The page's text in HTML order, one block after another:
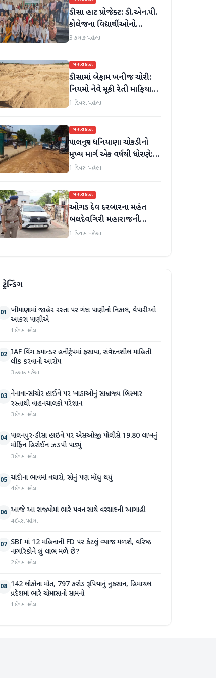
ડીસા હાટ પ્રોજેક્ટ: ડી.એન.પી.
કોલેજના વિદ્યાર્થીઓનો
ઉત્સાહભેર સહયોગ
3 કલાક પહેલા
બનાસકાંઠા
ડીસામાં બેફામ ખનીજ ચોરી:
નિયમો નેવે મૂકી રેતી માફિયાઓ
સક્રિય, તંત્ર સામે સવાલો
1 દિવસ પહેલા
બનાસકાંઠા
પાલનપુર ધનિયાણા ચોકડીનો
મુખ્ય માર્ગ એક વર્ષથી ધોરણે:
ગટરલાઇન પછી રસ્તો ન
1 દિવસ પહેલા
બનાસકાંઠા
ઓગડ દેવ દરબારના મહંત
બલદેવગિરી મહારાજની
અટકાયત બાદ જામીન પર
1 દિવસ પહેલા
ટ્રેન્ડિંગ
01 ખીમાણામાં જાહેર રસ્તા પર ગંદા પાણીનો નિકાલ, વેપારીઓ
આકરા પાણીએ
1 દિવસ પહેલા
02 IAF વિંગ કમાન્ડર હનીટ્રેપમાં ફસાયા, સંવેદનશીલ માહિતી
લીક કરવાનો આરોપ
3 કલાક પહેલા
03 નેનાવા-સાંચોર હાઈવે પર ખાડાઓનું સામ્રાજ્ય બિસ્માર
રસ્તાથી વાહનચાલકો પરેશાન
3 દિવસ પહેલા
04 પાલનપુર-ડીસા હાઇવે પર એસઓજી પોલીસે 19.80 લાખનું
મોર્ફિન હિરોઈન ઝડપી પાડ્યું
3 દિવસ પહેલા
05 ચાંદીના ભાવમાં વધારો, સોનું પણ મોંઘુ થયું
4 દિવસ પહેલા
06 આજે આ રાજ્યોમાં ભારે પવન સાથે વરસાદની આગાહી
4 દિવસ પહેલા
07 SBI માં 12 મહિનાની FD પર કેટલું વ્યાજ મળશે, વરિષ્ઠ
નાગરિકોને શું લાભ મળે છે?
2 દિવસ પહેલા
08 142 લોકોના મોત, 797 કરોડ રૂપિયાનું નુકસાન, હિમાચલ
પ્રદેશમાં ભારે ચોમાસાનો સામનો
1 દિવસ પહેલા